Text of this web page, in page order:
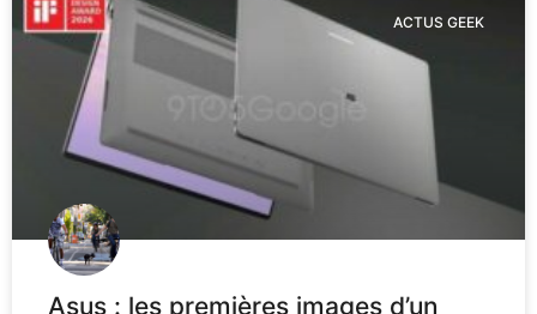
ACTUS GEEK
Asus : les premières images d’un